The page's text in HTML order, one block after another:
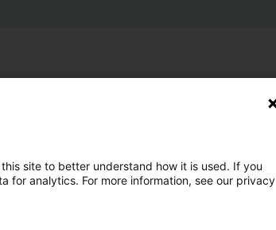
site to better understand how it is used. If you
for analytics. For more information, see our privacy